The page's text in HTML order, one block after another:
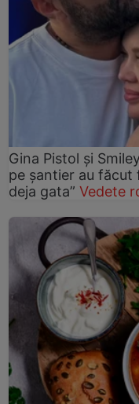
Gina Pistol și
pe șantier au făcut
deja gata” Vedete